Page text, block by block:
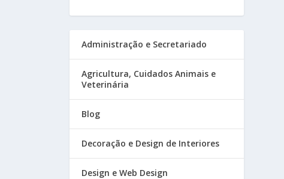
Administração e Secretariado
Agricultura, Cuidados Animais e
Veterinária
Blog
Decoração e Design de Interiores
Design e Web Design